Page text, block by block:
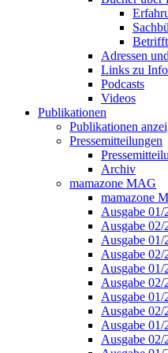
Adressen
Links zu
Podcasts
Videos
Publikationen
Publikationen
Pressemitteilungen
Archiv
mamazone MAG
mamazone
Ausgabe 01/
Ausgabe 02/
Ausgabe 01/
Ausgabe 02/
Ausgabe 01/
Ausgabe 02/
Ausgabe 01/
Ausgabe 02/
Ausgabe 01/
Ausgabe 02/